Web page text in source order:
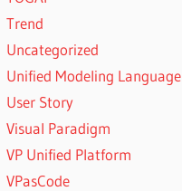
Trend
Uncategorized
Unified Modeling Language
User Story
Visual Paradigm
VP Unified Platform
VPasCode